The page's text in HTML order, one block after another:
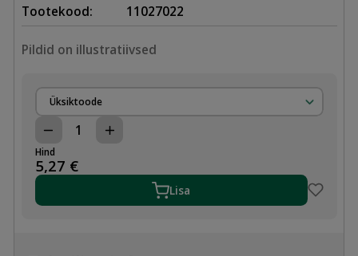
Tootekood:
11027022
Pildid on illustratiivsed
Üksiktoode
MUHV
22
GAASPRESS
kogus
Hind
5,27 €
Lisa